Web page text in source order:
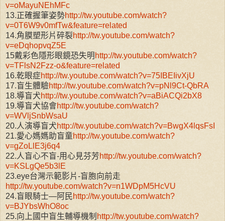
v=oMayuNEhMFc
13.正確握筆姿勢http://tw.youtube.com/watch?
v=0T6W9v0mfTw&feature=related
14.角膜塑形片碎裂http://tw.youtube.com/watch?
v=eDqhopvqZ5E
15戴彩色隱形眼鏡恐失明 http://tw.youtube.com/watch?
v=TFlsN2Fzz-o&feature=related
16.乾眼症http://tw.youtube.com/watch?v=75IBEIivXjU
17.盲生體驗http://tw.youtube.com/watch?v=pNl9Ct-QbRA
18.導盲犬http://tw.youtube.com/watch?v=aBiACQi2bX8
19.導盲犬協會http://tw.youtube.com/watch?
v=WVljSnbWsaU
20.人演導盲犬http://tw.youtube.com/watch?v=BwgX4lqsFsI
21.愛心媽媽助盲童http://tw.youtube.com/watch?
v=gZoLlE3j6q4
22.人盲心不盲-用心見芬芳http://tw.youtube.com/watch?
v=KSLgQe5b3lE
23.eye台灣示範影片-盲胞向前走
http://tw.youtube.com/watch?v=n1WDpM5HcVU
24.盲眼騎士—阿民http://tw.youtube.com/watch?
v=BJYbsWhO8oc
25.向上國中盲生輔導機制 http://tw.youtube.com/watch?